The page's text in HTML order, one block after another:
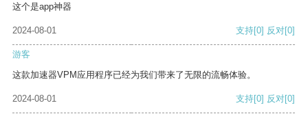
这个是app神器
2024-08-01 支持[0] 反对[0]
游客
这款加速器VPM应用程序已经为我们带来了无限的流畅体验。
2024-08-01 支持[0] 反对[0]